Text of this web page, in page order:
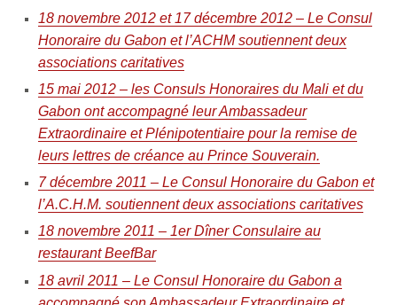
18 novembre 2012 et 17 décembre 2012 – Le Consul
Honoraire du Gabon et l’ACHM soutiennent deux
associations caritatives
15 mai 2012 – les Consuls Honoraires du Mali et du
Gabon ont accompagné leur Ambassadeur
Extraordinaire et Plénipotentiaire pour la remise de
leurs lettres de créance au Prince Souverain.
7 décembre 2011 – Le Consul Honoraire du Gabon et
l’A.C.H.M. soutiennent deux associations caritatives
18 novembre 2011 – 1er Dîner Consulaire au
restaurant BeefBar
18 avril 2011 – Le Consul Honoraire du Gabon a